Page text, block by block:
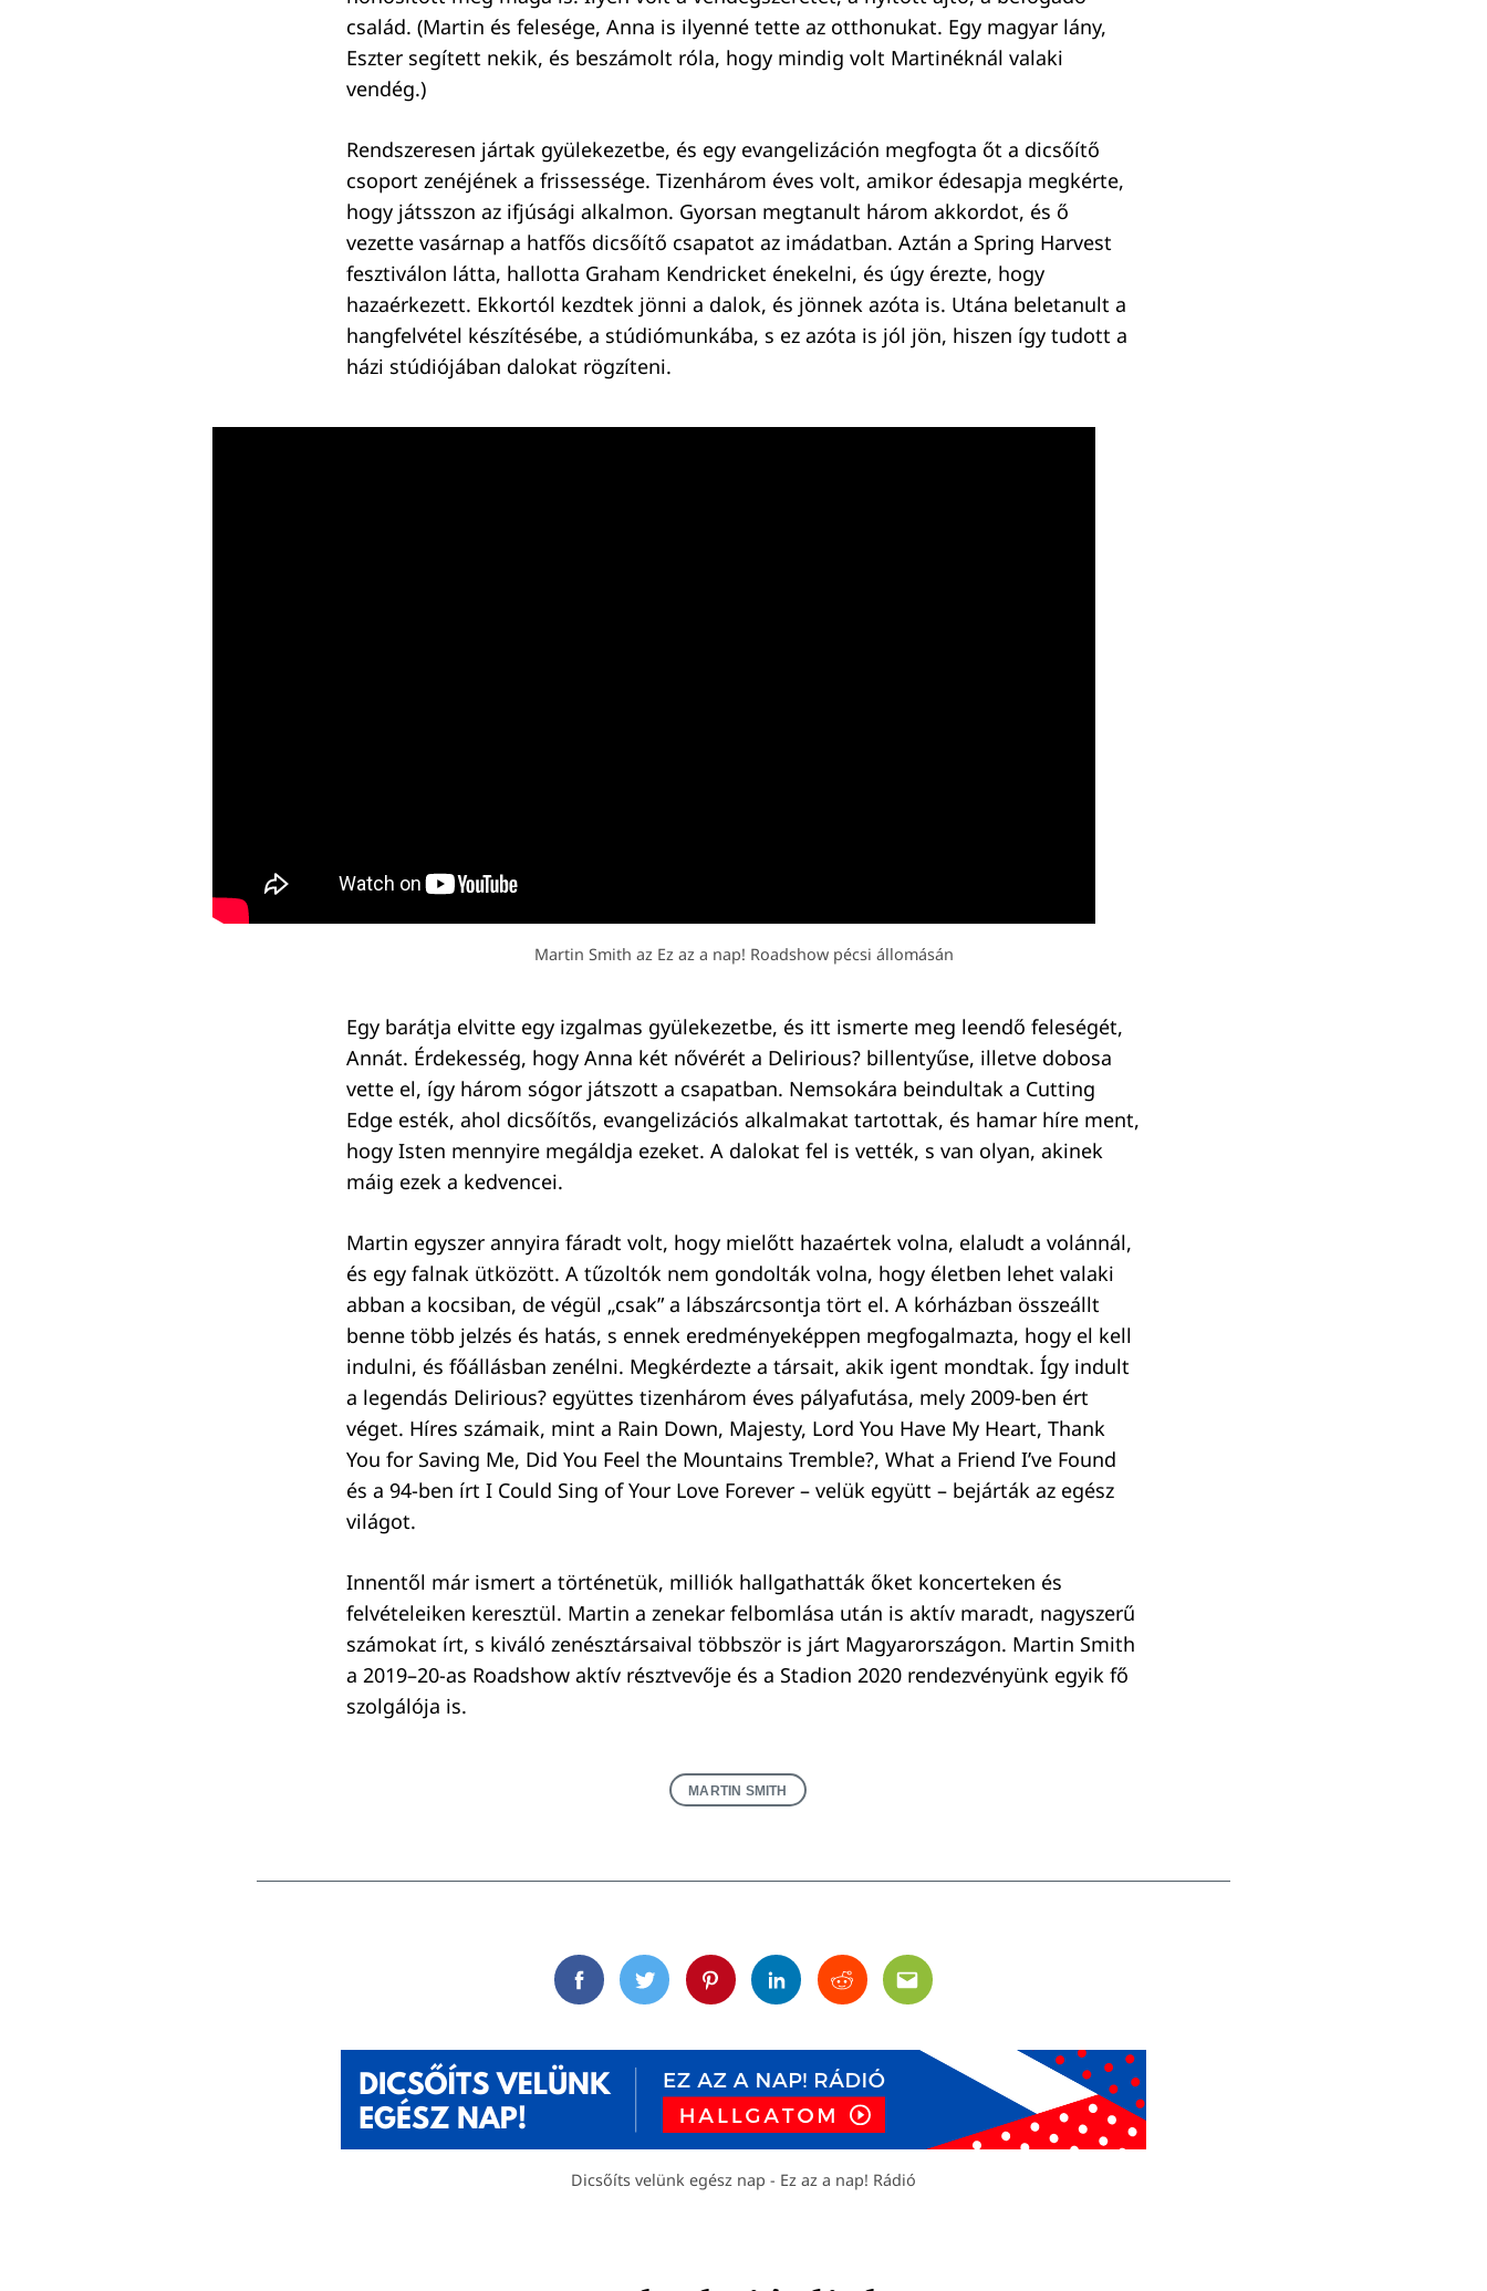
család. (Martin és felesége, Anna is ilyenné tette az otthonukat. Egy magyar lány,
Eszter segített nekik, és beszámolt róla, hogy mindig volt Martinéknál valaki
vendég.)
Rendszeresen jártak gyülekezetbe, és egy evangelizáción megfogta őt a dicsőítő
csoport zenéjének a frissessége. Tizenhárom éves volt, amikor édesapja megkérte,
hogy játsszon az ifjúsági alkalmon. Gyorsan megtanult három akkordot, és ő
vezette vasárnap a hatfős dicsőítő csapatot az imádatban. Aztán a Spring Harvest
fesztiválon látta, hallotta Graham Kendricket énekelni, és úgy érezte, hogy
hazaérkezett. Ekkortól kezdtek jönni a dalok, és jönnek azóta is. Utána beletanult a
hangfelvétel készítésébe, a stúdiómunkába, s ez azóta is jól jön, hiszen így tudott a
házi stúdiójában dalokat rögzíteni.
Martin Smith az Ez az a nap! Roadshow pécsi állomásán
Egy barátja elvitte egy izgalmas gyülekezetbe, és itt ismerte meg leendő feleségét,
Annát. Érdekesség, hogy Anna két nővérét a Delirious? billentyűse, illetve dobosa
vette el, így három sógor játszott a csapatban. Nemsokára beindultak a Cutting
Edge esték, ahol dicsőítős, evangelizációs alkalmakat tartottak, és hamar híre ment,
hogy Isten mennyire megáldja ezeket. A dalokat fel is vették, s van olyan, akinek
máig ezek a kedvencei.
Martin egyszer annyira fáradt volt, hogy mielőtt hazaértek volna, elaludt a volánnál,
és egy falnak ütközött. A tűzoltók nem gondolták volna, hogy életben lehet valaki
abban a kocsiban, de végül „csak” a lábszárcsontja tört el. A kórházban összeállt
benne több jelzés és hatás, s ennek eredményeképpen megfogalmazta, hogy el kell
indulni, és főállásban zenélni. Megkérdezte a társait, akik igent mondtak. Így indult
a legendás Delirious? együttes tizenhárom éves pályafutása, mely 2009-ben ért
véget. Híres számaik, mint a Rain Down, Majesty, Lord You Have My Heart, Thank
You for Saving Me, Did You Feel the Mountains Tremble?, What a Friend I’ve Found
és a 94-ben írt I Could Sing of Your Love Forever – velük együtt – bejárták az egész
világot.
Innentől már ismert a történetük, milliók hallgathatták őket koncerteken és
felvételeiken keresztül. Martin a zenekar felbomlása után is aktív maradt, nagyszerű
számokat írt, s kiváló zenésztársaival többször is járt Magyarországon. Martin Smith
a 2019–20-as Roadshow aktív résztvevője és a Stadion 2020 rendezvényünk egyik fő
szolgálója is.
MARTIN SMITH
FacebookTwitterPinterestLinkedinRedditEmail
Dicsőíts velünk egész nap - Ez az a nap! Rádió